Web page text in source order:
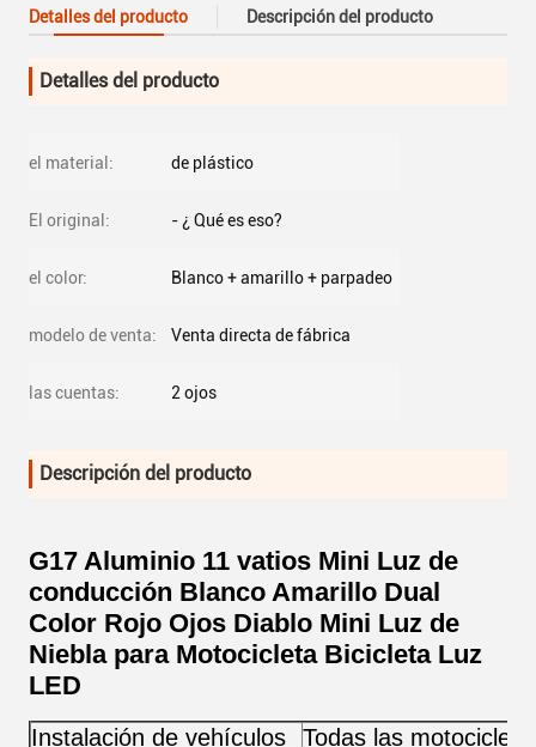
Detalles del producto Descripción del producto
Detalles del producto
el material: de plástico
El original: - ¿ Qué es eso?
el color: Blanco + amarillo + parpadeo
modelo de venta: Venta directa de fábrica
las cuentas: 2 ojos
Descripción del producto
G17 Aluminio 11 vatios Mini Luz de
conducción Blanco Amarillo Dual
Color Rojo Ojos Diablo Mini Luz de
Niebla para Motocicleta Bicicleta Luz
LED
Instalación de vehículos
Todas las